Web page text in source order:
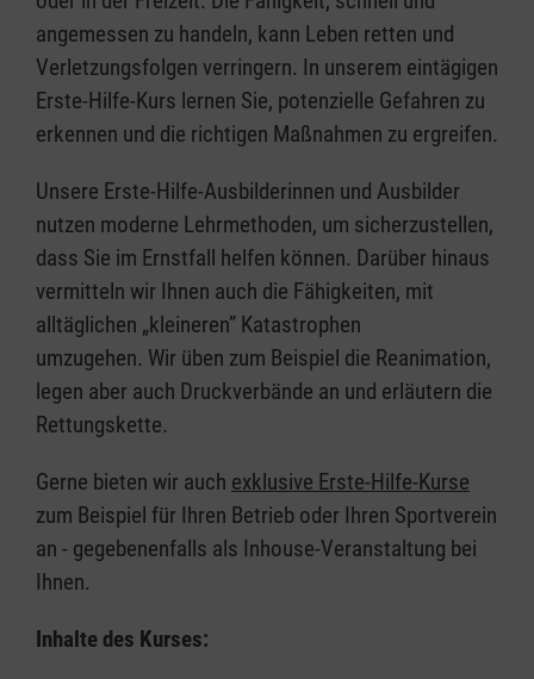
angemessen zu handeln, kann Leben retten und
Verletzungsfolgen verringern. In unserem eintägigen
Erste-Hilfe-Kurs lernen Sie, potenzielle Gefahren zu
erkennen und die richtigen Maßnahmen zu ergreifen.
Unsere Erste-Hilfe-Ausbilderinnen und Ausbilder
nutzen moderne Lehrmethoden, um sicherzustellen,
dass Sie im Ernstfall helfen können. Darüber hinaus
vermitteln wir Ihnen auch die Fähigkeiten, mit
alltäglichen „kleineren” Katastrophen
umzugehen. Wir üben zum Beispiel die Reanimation,
legen aber auch Druckverbände an und erläutern die
Rettungskette.
Gerne bieten wir auch exklusive Erste-Hilfe-Kurse
zum Beispiel für Ihren Betrieb oder Ihren Sportverein
an - gegebenenfalls als Inhouse-Veranstaltung bei
Ihnen.
Inhalte des Kurses: